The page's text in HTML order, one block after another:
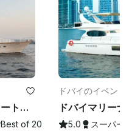
スライド付き豪華85フィートヨットドバイマリーナ（最大40名様まで）ドバイのベストオファー
Best of 2026
ドバイのイベント
5.0 スーパー